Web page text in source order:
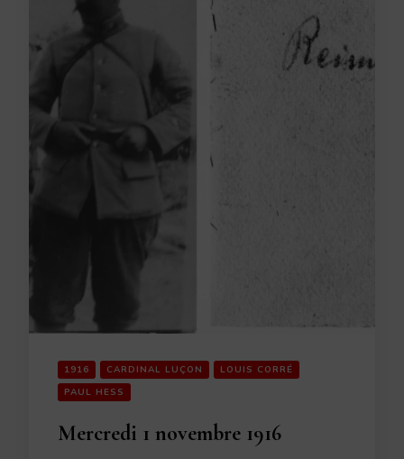
1916 CARDINAL LUÇON
LOUIS CORRÉ
PAUL HESS
Mercredi 1 novembre 1916